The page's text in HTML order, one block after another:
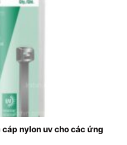
nylon uv cho các ứng